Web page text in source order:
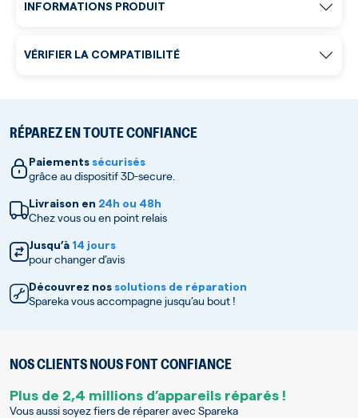
INFORMATIONS PRODUIT
RÉPAREZ EN TOUTE CONFIANCE
Paiements sécurisés
grâce au dispositif 3D-secure.
Livraison en 24h ou 48h
Chez vous ou en point relais
Jusqu’à 14 jours
pour changer d’avis
Découvrez nos solutions de réparation
Spareka vous accompagne jusqu’au bout !
NOS CLIENTS NOUS FONT CONFIANCE
Plus de 2,4 millions d’appareils réparés !
Vous aussi soyez fiers de réparer avec Spareka
VÉRIFIER LA COMPATIBILITÉ